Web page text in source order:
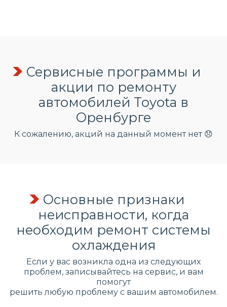
Сервисные программы и
акции по ремонту
автомобилей Toyota в
Оренбурге
К сожалению, акций на данный момент нет 😞
Основные признаки
неисправности, когда
необходим ремонт системы
охлаждения
Если у вас возникла одна из следующих
проблем, записывайтесь на сервис, и вам
помогут
решить любую проблему с вашим автомобилем.